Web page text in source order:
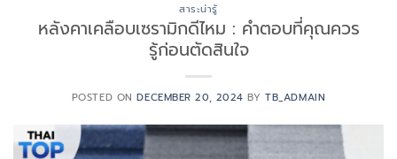
สาระน่ารู้
หลังคาเคลือบเซรามิกดีไหม : คำตอบที่คุณควร
รู้ก่อนตัดสินใจ
POSTED ONDECEMBER 20, 2024 BYTB_ADMAIN